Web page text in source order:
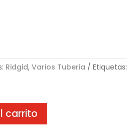
Ridgid, Varios Tuberia Etiquetas:
carrito